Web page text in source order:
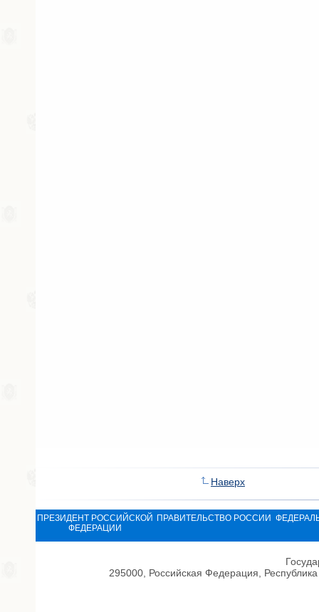
Наверх
ПРЕЗИДЕНТ РОССИЙСКОЙ
ФЕДЕРАЦИИ
ПРАВИТЕЛЬСТВО РОССИИ
295000, Российская Федерация,